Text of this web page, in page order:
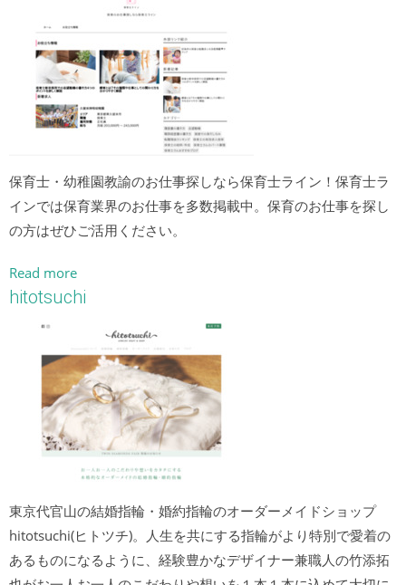
保育士・幼稚園教諭のお仕事探しなら保育士ライン！保育士ラ
インでは保育業界のお仕事を多数掲載中。保育のお仕事を探し
の方はぜひご活用ください。
Read more
hitotsuchi
東京代官山の結婚指輪・婚約指輪のオーダーメイドショップ
hitotsuchi(ヒトツチ)。人生を共にする指輪がより特別で愛着の
あるものになるように、経験豊かなデザイナー兼職人の竹添拓